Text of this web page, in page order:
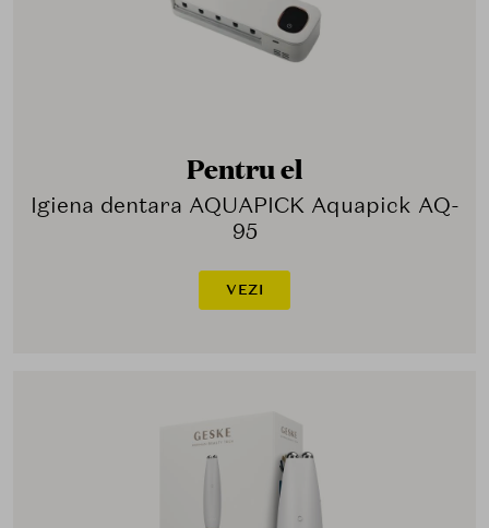
Pentru el
Igiena dentara AQUAPICK Aquapick AQ-
95
VEZI